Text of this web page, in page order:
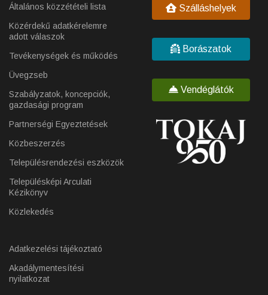
Általános közzétételi lista
Közérdekű adatkérelemre
adott válaszok
Tevékenységek és működés
Üvegzseb
Szabályzatok, koncepciók,
gazdasági program
Partnerségi Egyeztetések
Közbeszerzés
Településrendezési eszközök
Településképi Arculati
Kézikönyv
Közlekedés
Adatkezelési tájékoztató
Akadálymentesítési
nyilatkozat
Szálláshelyek
Borászatok
Vendéglátók